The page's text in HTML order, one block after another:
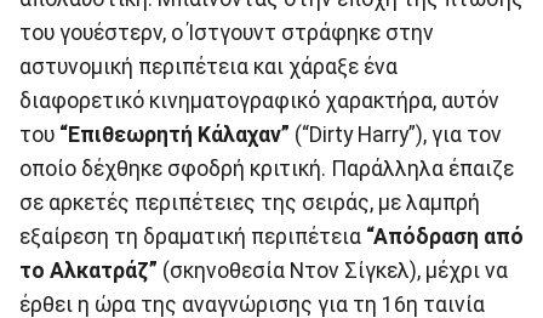
του γουέστερν, ο Ίστγουντ στράφηκε στην
αστυνομική περιπέτεια και χάραξε ένα
διαφορετικό κινηματογραφικό χαρακτήρα, αυτόν
του “Επιθεωρητή Κάλαχαν” (“Dirty Harry”), για τον
οποίο δέχθηκε σφοδρή κριτική. Παράλληλα έπαιζε
σε αρκετές περιπέτειες της σειράς, με λαμπρή
εξαίρεση τη δραματική περιπέτεια “Απόδραση από
το Αλκατράζ” (σκηνοθεσία Ντον Σίγκελ), μέχρι να
έρθει η ώρα της αναγνώρισης για τη 16η ταινία